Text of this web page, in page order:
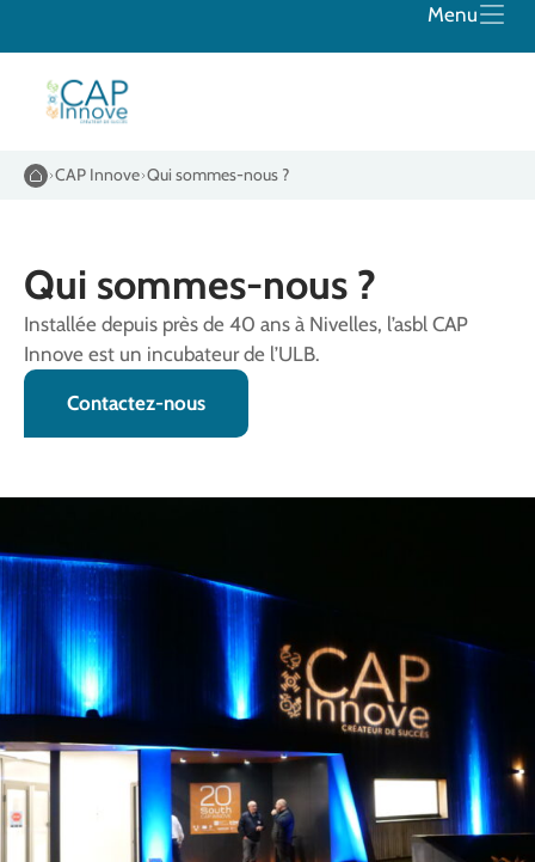
Menu
CAP Innove Qui sommes-nous ?
Qui sommes-nous ?
Installée depuis près de 40 ans à Nivelles, l’asbl CAP
Innove est un incubateur de l’ULB.
Contactez-nous